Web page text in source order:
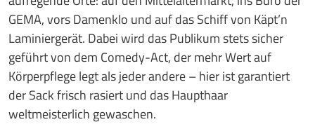
GEMA, vors Damenklo und auf das Schiff von Käpt’n
Laminiergerät. Dabei wird das Publikum stets sicher
geführt von dem Comedy-Act, der mehr Wert auf
Körperpflege legt als jeder andere – hier ist garantiert
der Sack frisch rasiert und das Haupthaar
weltmeisterlich gewaschen.